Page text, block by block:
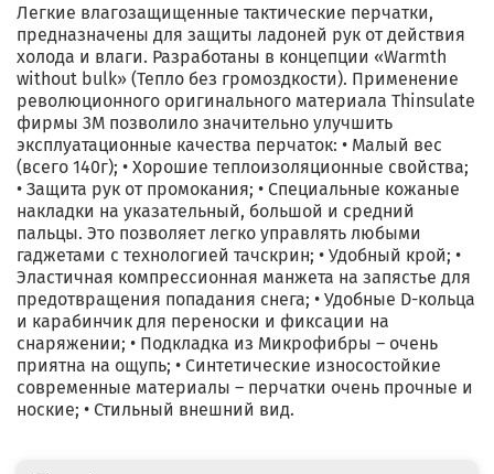
Легкие влагозащищенные тактические перчатки,
предназначены для защиты ладоней рук от действия
холода и влаги. Разработаны в концепции «Warmth
without bulk» (Тепло без громоздкости). Применение
революционного оригинального материала Thinsulate
фирмы 3M позволило значительно улучшить
эксплуатационные качества перчаток: • Малый вес
(всего 140г); • Хорошие теплоизоляционные свойства;
• Защита рук от промокания; • Специальные кожаные
накладки на указательный, большой и средний
пальцы. Это позволяет легко управлять любыми
гаджетами с технологией тачскрин; • Удобный крой; •
Эластичная компрессионная манжета на запястье для
предотвращения попадания снега; • Удобные D-кольца
и карабинчик для переноски и фиксации на
снаряжении; • Подкладка из Микрофибры – очень
приятна на ощупь; • Синтетические износостойкие
современные материалы – перчатки очень прочные и
ноские; • Стильный внешний вид.